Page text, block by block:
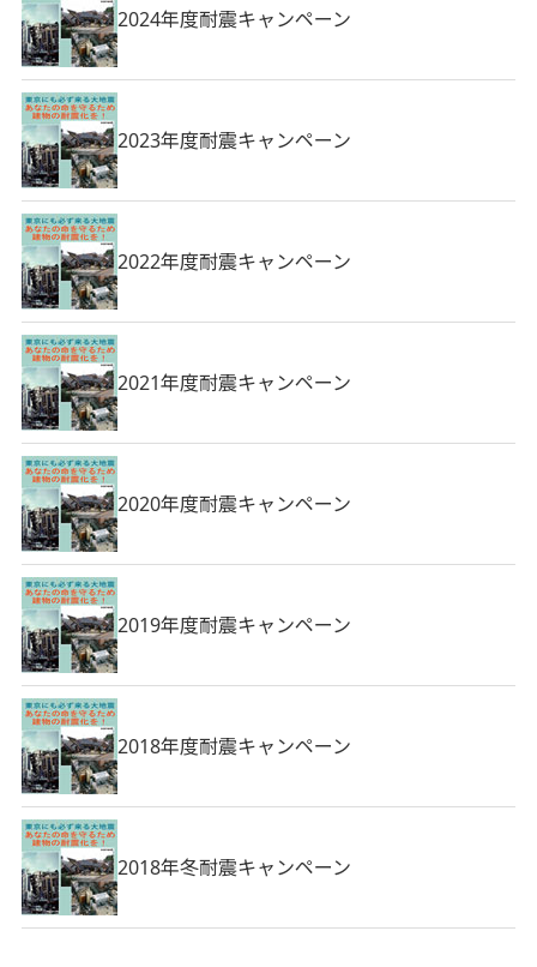
2024年度耐震キャンペーン
2023年度耐震キャンペーン
2022年度耐震キャンペーン
2021年度耐震キャンペーン
2020年度耐震キャンペーン
2019年度耐震キャンペーン
2018年度耐震キャンペーン
2018年冬耐震キャンペーン